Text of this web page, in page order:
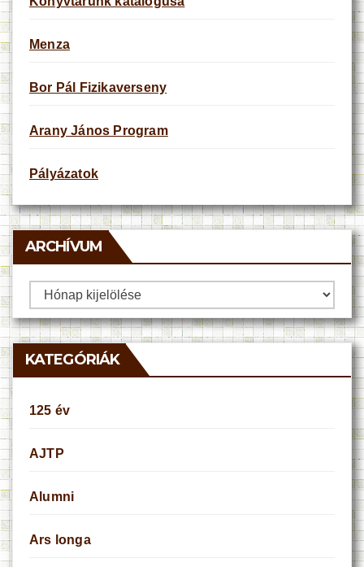
Menza
Bor Pál Fizikaverseny
Arany János Program
Pályázatok
ARCHÍVUM
Archívum
KATEGÓRIÁK
125 év
AJTP
Alumni
Ars longa